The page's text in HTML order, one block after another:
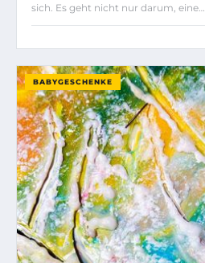
sich. Es geht nicht nur darum, eine…
BABYGESCHENKE